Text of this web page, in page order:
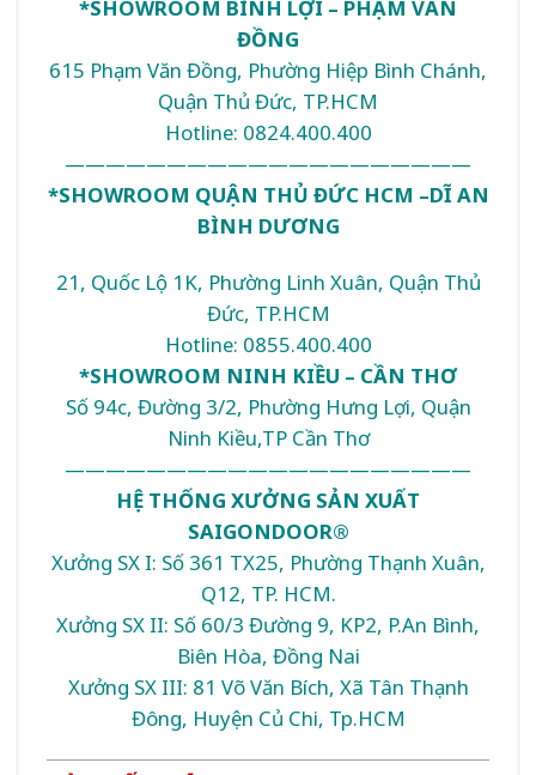
*SHOWROOM BÌNH LỢI – PHẠM VĂN
ĐỒNG
615 Phạm Văn Đồng, Phường Hiệp Bình Chánh,
Quận Thủ Đức, TP.HCM
Hotline: 0824.400.400
————————————————————
*SHOWROOM QUẬN THỦ ĐỨC HCM –DĨ AN
BÌNH DƯƠNG
21, Quốc Lộ 1K, Phường Linh Xuân, Quận Thủ
Đức, TP.HCM
Hotline: 0855.400.400
*SHOWROOM NINH KIỀU – CẦN THƠ
Số 94c, Đường 3/2, Phường Hưng Lợi, Quận
Ninh Kiều,TP Cần Thơ
————————————————————
HỆ THỐNG XƯỞNG SẢN XUẤT
SAIGONDOOR®
Xưởng SX I: Số 361 TX25, Phường Thạnh Xuân,
Q12, TP. HCM.
Xưởng SX II: Số 60/3 Đường 9, KP2, P.An Bình,
Biên Hòa, Đồng Nai
Xưởng SX III: 81 Võ Văn Bích, Xã Tân Thạnh
Đông, Huyện Củ Chi, Tp.HCM